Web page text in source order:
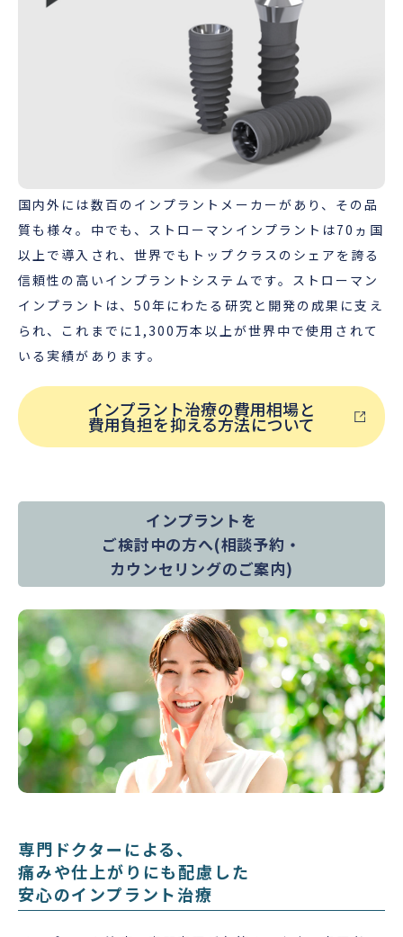
国内外には数百のインプラントメーカーがあり、その品
質も様々。中でも、ストローマンインプラントは70ヵ国
以上で導入され、世界でもトップクラスのシェアを誇る
信頼性の高いインプラントシステムです。ストローマン
インプラントは、50年にわたる研究と開発の成果に支え
られ、これまでに1,300万本以上が世界中で使用されて
いる実績があります。
インプラント治療の費用相場と
費用負担を抑える方法について
インプラントを
ご検討中の方へ(相談予約・
カウンセリングのご案内)
専門ドクターによる、
痛みや仕上がりにも配慮した
安心のインプラント治療